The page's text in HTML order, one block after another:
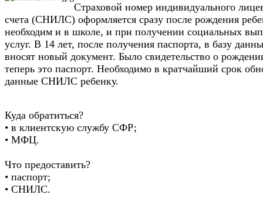
Страховой номер индивидуального
счета (СНИЛС) оформляется сразу после рождения
необходим и в школе, и при получении социальных
услуг. В 14 лет, после получения паспорта, в базу
вносят новый документ. Было свидетельство о
теперь это паспорт. Необходимо в кратчайший срок
данные СНИЛС ребенку.
Куда обратиться?
• в клиентскую службу СФР;
• МФЦ.
Что предоставить?
• паспорт;
• СНИЛС.